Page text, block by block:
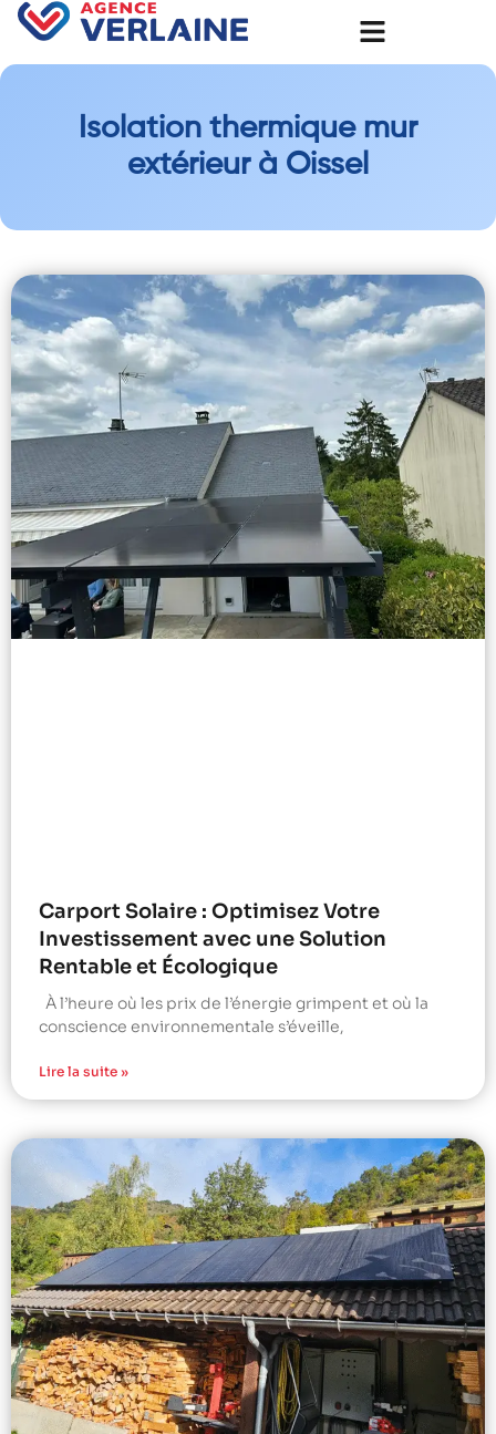
Isolation thermique mur
extérieur à Oissel
Carport Solaire : Optimisez Votre
Investissement avec une Solution
Rentable et Écologique
À l’heure où les prix de l’énergie grimpent et où la
conscience environnementale s’éveille,
Lire la suite »